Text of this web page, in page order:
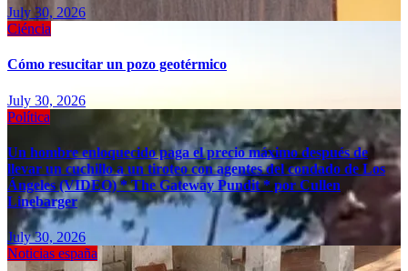
July 30, 2026
Ciéncia
Cómo resucitar un pozo geotérmico
July 30, 2026
Política
Un hombre enloquecido paga el precio máximo después de
llevar un cuchillo a un tiroteo con agentes del condado de Los
Ángeles (VIDEO) * The Gateway Pundit * por Cullen
Linebarger
July 30, 2026
Noticias españa